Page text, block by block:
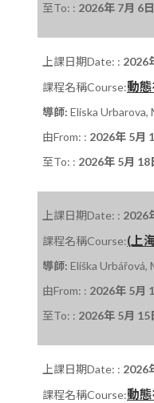
至To: : 2026年 7月 6日
上課日期Date: : 2026
課程名稱Course:動
導師: Eliska Urbarova,
由From: : 2026年 5月
至To: : 2026年 5月 18
上課日期Date: : 2026
課程名稱Course:(上
導師: Eliška Urbářová,
由From: : 2026年 5月
至To: : 2026年 5月 15
上課日期Date: : 2026
課程名稱Course:動